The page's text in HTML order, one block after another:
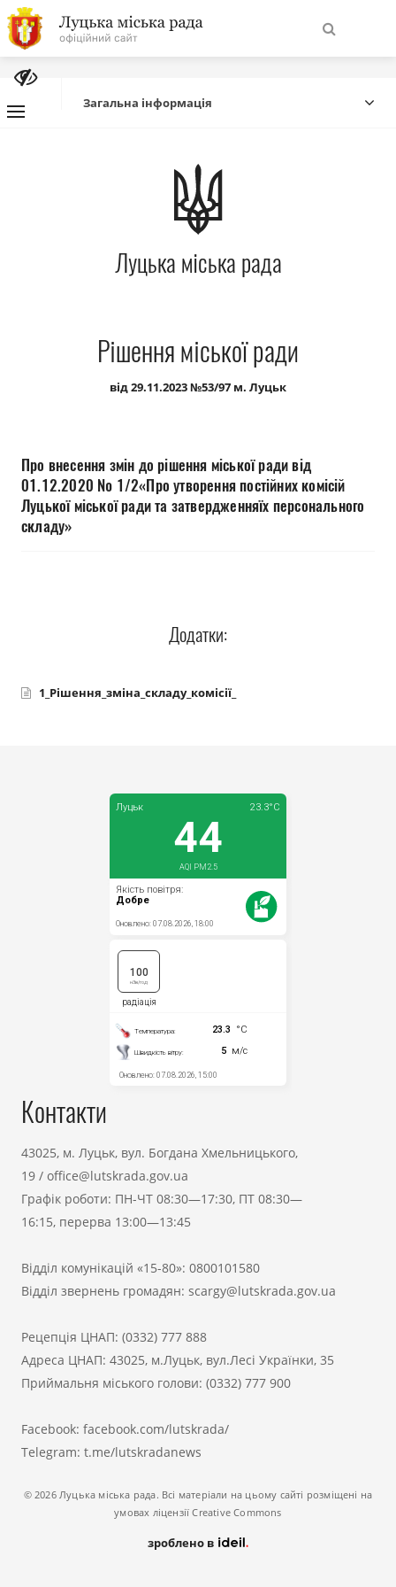
На
головну
Про місто
Міська влада
Міська рада
Публічна інформація
Документи
Загальна інформація
Луцька міська рада
Рішення міської ради
від 29.11.2023 №53/97 м. Луцьк
Про внесення змін до рішення міської ради від
01.12.2020 № 1/2«Про утворення постійних комісій
Луцької міської ради та затвердженняїх персонального
складу»
Додатки:
1_Рішення_зміна_складу_комісії_
Контакти
43025, м. Луцьк, вул. Богдана Хмельницького,
19 / office@lutskrada.gov.ua
Графік роботи: ПН-ЧТ 08:30—17:30, ПТ 08:30—
16:15, перерва 13:00—13:45
Відділ комунікацій «15-80»: 0800101580
Відділ звернень громадян: scargy@lutskrada.gov.ua
Рецепція ЦНАП: (0332) 777 888
Адреса ЦНАП: 43025, м.Луцьк, вул.Лесі Українки, 35
Приймальня міського голови: (0332) 777 900
Facebook: facebook.com/lutskrada/
Telegram: t.me/lutskradanews
© 2026 Луцька міська рада. Всі матеріали на цьому сайті розміщені на
умовах ліцензії Creative Commons
зроблено в